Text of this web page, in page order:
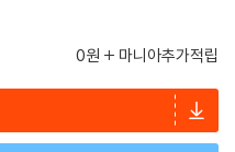
0원 마니아추가적립